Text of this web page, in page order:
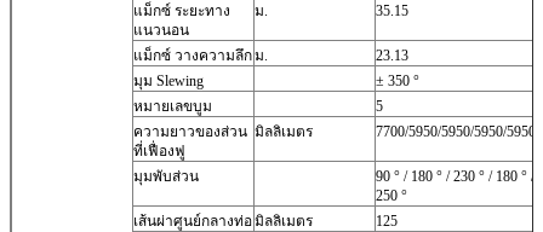
แม็กซ์ ระยะทาง
แนวนอน
ม. 35.15
แม็กซ์ วางความลึกม.
23.13
มุม Slewing
± 350 °
หมายเลขบูม
5
ความยาวของส่วน
ที่เฟื่องฟู
มิลลิเมตร 7700/5950/5950/5950/5950
มุมพับส่วน
90 ° / 180 ° / 230 ° / 180 ° /
250 °
เส้นผ่าศูนย์กลางท่อมิลลิเมตร
125